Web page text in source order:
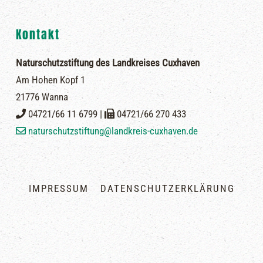
Kontakt
Naturschutzstiftung des Landkreises Cuxhaven
Am Hohen Kopf 1
21776 Wanna
04721/66 11 6799 |
04721/66 270 433
naturschutzstiftung@landkreis-cuxhaven.de
IMPRESSUM DATENSCHUTZERKLÄRUNG